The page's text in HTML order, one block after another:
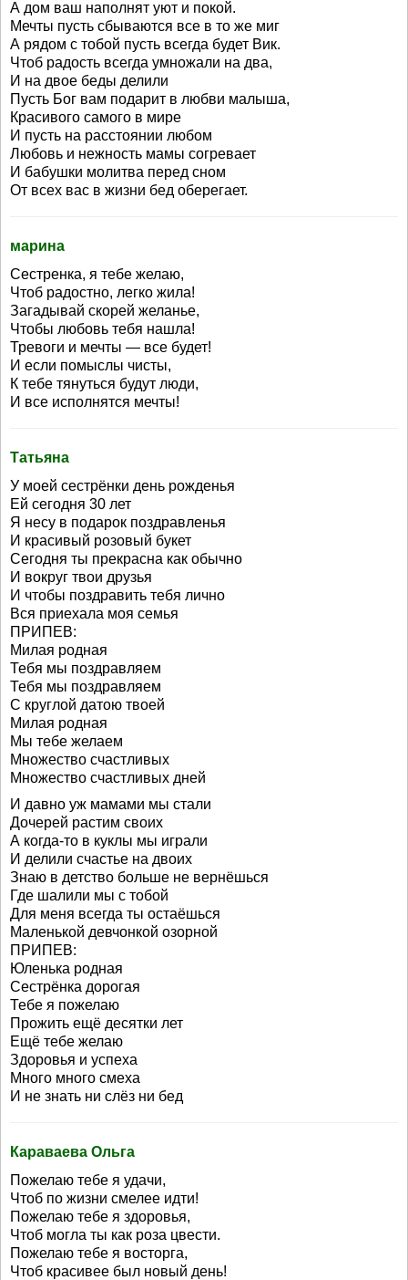
А дом ваш наполнят уют и покой.
Мечты пусть сбываются все в то же миг
А рядом с тобой пусть всегда будет Вик.
Чтоб радость всегда умножали на два,
И на двое беды делили
Пусть Бог вам подарит в любви малыша,
Красивого самого в мире
И пусть на расстоянии любом
Любовь и нежность мамы согревает
И бабушки молитва перед сном
От всех вас в жизни бед оберегает.
марина
Сестренка, я тебе желаю,
Чтоб радостно, легко жила!
Загадывай скорей желанье,
Чтобы любовь тебя нашла!
Тревоги и мечты — все будет!
И если помыслы чисты,
К тебе тянуться будут люди,
И все исполнятся мечты!
Татьяна
У моей сестрёнки день рожденья
Ей сегодня 30 лет
Я несу в подарок поздравленья
И красивый розовый букет
Сегодня ты прекрасна как обычно
И вокруг твои друзья
И чтобы поздравить тебя лично
Вся приехала моя семья
ПРИПЕВ:
Милая родная
Тебя мы поздравляем
Тебя мы поздравляем
С круглой датою твоей
Милая родная
Мы тебе желаем
Множество счастливых
Множество счастливых дней
И давно уж мамами мы стали
Дочерей растим своих
А когда-то в куклы мы играли
И делили счастье на двоих
Знаю в детство больше не вернёшься
Где шалили мы с тобой
Для меня всегда ты остаёшься
Маленькой девчонкой озорной
ПРИПЕВ:
Юленька родная
Сестрёнка дорогая
Тебе я пожелаю
Прожить ещё десятки лет
Ещё тебе желаю
Здоровья и успеха
Много много смеха
И не знать ни слёз ни бед
Караваева Ольга
Пожелаю тебе я удачи,
Чтоб по жизни смелее идти!
Пожелаю тебе я здоровья,
Чтоб могла ты как роза цвести.
Пожелаю тебе я восторга,
Чтоб красивее был новый день!